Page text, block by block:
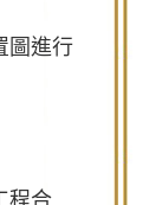
圖進行
程合